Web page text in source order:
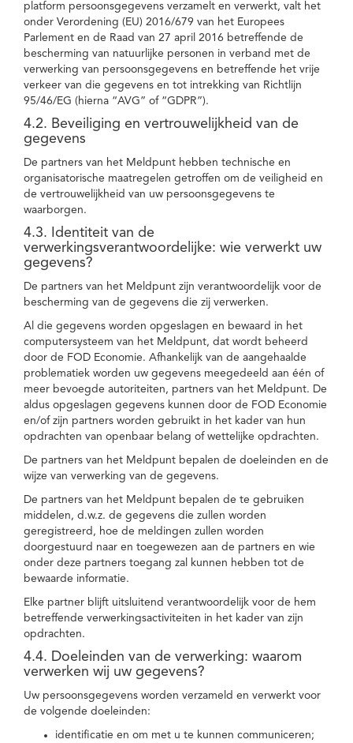
platform persoonsgegevens verzamelt en verwerkt, valt het
onder Verordening (EU) 2016/679 van het Europees
Parlement en de Raad van 27 april 2016 betreffende de
bescherming van natuurlijke personen in verband met de
verwerking van persoonsgegevens en betreffende het vrije
verkeer van die gegevens en tot intrekking van Richtlijn
95/46/EG (hierna “AVG” of “GDPR”).
4.2. Beveiliging en vertrouwelijkheid van de
gegevens
De partners van het Meldpunt hebben technische en
organisatorische maatregelen getroffen om de veiligheid en
de vertrouwelijkheid van uw persoonsgegevens te
waarborgen.
4.3. Identiteit van de
verwerkingsverantwoordelijke: wie verwerkt uw
gegevens?
De partners van het Meldpunt zijn verantwoordelijk voor de
bescherming van de gegevens die zij verwerken.
Al die gegevens worden opgeslagen en bewaard in het
computersysteem van het Meldpunt, dat wordt beheerd
door de FOD Economie. Afhankelijk van de aangehaalde
problematiek worden uw gegevens meegedeeld aan één of
meer bevoegde autoriteiten, partners van het Meldpunt. De
aldus opgeslagen gegevens kunnen door de FOD Economie
en/of zijn partners worden gebruikt in het kader van hun
opdrachten van openbaar belang of wettelijke opdrachten.
De partners van het Meldpunt bepalen de doeleinden en de
wijze van verwerking van de gegevens.
De partners van het Meldpunt bepalen de te gebruiken
middelen, d.w.z. de gegevens die zullen worden
geregistreerd, hoe de meldingen zullen worden
doorgestuurd naar en toegewezen aan de partners en wie
onder deze partners toegang zal kunnen hebben tot de
bewaarde informatie.
Elke partner blijft uitsluitend verantwoordelijk voor de hem
betreffende verwerkingsactiviteiten in het kader van zijn
opdrachten.
4.4. Doeleinden van de verwerking: waarom
verwerken wij uw gegevens?
Uw persoonsgegevens worden verzameld en verwerkt voor
de volgende doeleinden:
identificatie en om met u te kunnen communiceren;